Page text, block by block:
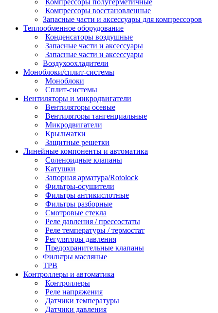
Компрессоры восстановленные
Запасные части и аксессуары для компрессоров
Теплообменное оборудование
Конденсаторы воздушные
Запасные части и аксессуары
Запасные части и аксессуары
Воздухоохладители
Моноблоки/сплит-системы
Моноблоки
Сплит-системы
Вентиляторы и микродвигатели
Вентиляторы осевые
Вентиляторы тангенциальные
Микродвигатели
Крыльчатки
Защитные решетки
Линейные компоненты и автоматика
Соленоидные клапаны
Катушки
Запорная арматура/Rotolock
Фильтры-осушители
Фильтры антикислотные
Фильтры разборные
Смотровые стекла
Реле давления / прессостаты
Реле температуры / термостат
Регуляторы давления
Предохранительные клапаны
Фильтры масляные
ТРВ
Контроллеры и автоматика
Контроллеры
Реле напряжения
Датчики температуры
Датчики давления